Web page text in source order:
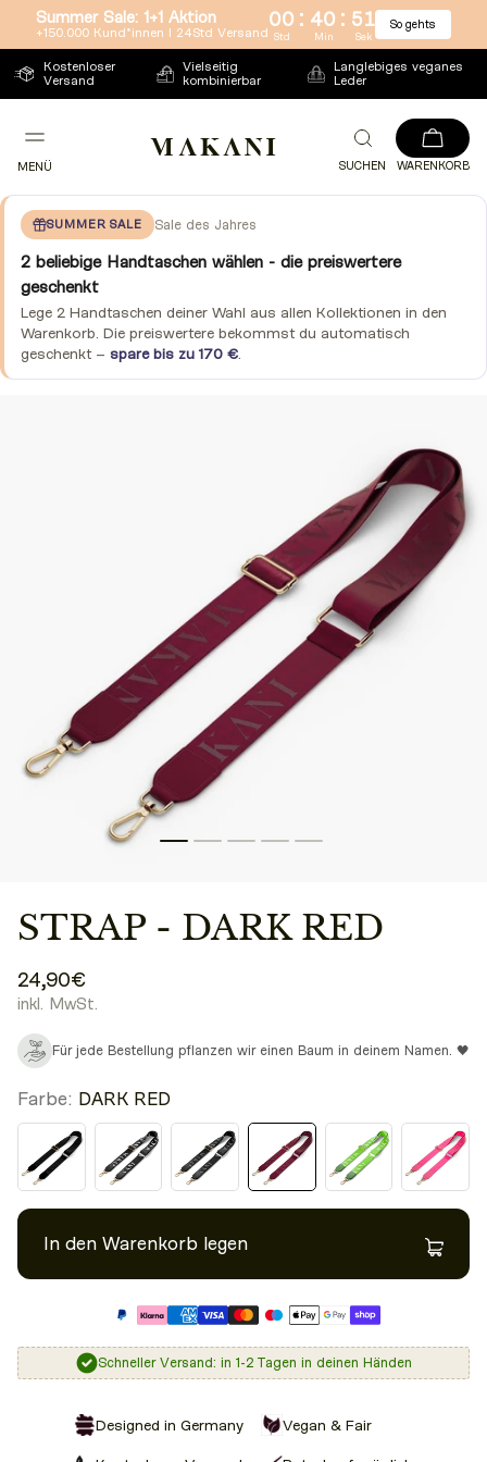
Direkt
zum
Inhalt
Summer Sale: 1+1 Aktion
+150.000 Kund*innen l 24Std Versand
00 : 40 : 51
Std Min Sek
So gehts
Kostenloser
Versand
Vielseitig
kombinierbar
Langlebiges veganes
Leder
MENÜ SUCHEN WARENKORB
SUMMER SALE Sale des Jahres
2 beliebige Handtaschen wählen - die preiswertere
geschenkt
Lege 2 Handtaschen deiner Wahl aus allen Kollektionen in den
Warenkorb. Die preiswertere bekommst du automatisch
geschenkt – spare bis zu 170 €
STRAP - DARK RED
24,90€
inkl. MwSt.
Für jede Bestellung pflanzen wir einen Baum in deinem Namen. 🖤
Farbe: DARK RED
In den Warenkorb legen
Schneller Versand: in 1-2 Tagen in deinen Händen
Designed in Germany Vegan & Fair